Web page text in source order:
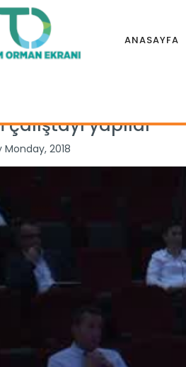
ANASAYFA
çalıştayı yapıldı
Monday, 2018